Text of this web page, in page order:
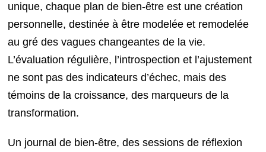
unique, chaque plan de bien-être est une création
personnelle, destinée à être modelée et remodelée
au gré des vagues changeantes de la vie.
L’évaluation régulière, l’introspection et l’ajustement
ne sont pas des indicateurs d’échec, mais des
témoins de la croissance, des marqueurs de la
transformation.
Un journal de bien-être, des sessions de réflexion